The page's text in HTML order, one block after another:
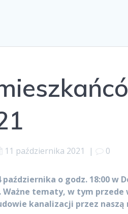
11 października 2021 | 0
o godz. 18:00 w
Ważne tematy, w tym
kanalizacji przez naszą